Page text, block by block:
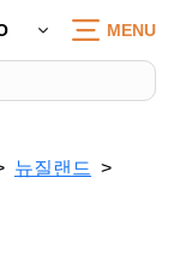
MENU
뉴질랜드